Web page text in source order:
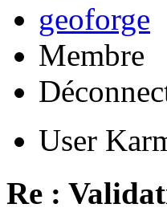
geoforge
Membre
User
Re :